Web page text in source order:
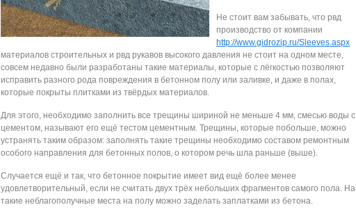
Не стоит вам забывать, что рвд
производство от компании
http://www.gidrozip.ru/Sleeves.aspx
материалов строительных и рвд рукавов высокого давления не стоит на одном месте,
совсем недавно были разработаны такие материалы, которые с лёгкостью позволяют
исправить разного рода повреждения в бетонном полу или заливке, и даже в полах,
которые покрыты плитками из твёрдых материалов.
Для этого, необходимо заполнить все трещины шириной не меньше 4 мм, смесью воды с
цементом, называют его ещё тестом цементным. Трещины, которые побольше, можно
устранять таким образом: заполнять такие трещины необходимо составом ремонтным
особого направления для бетонных полов, о котором речь шла раньше (выше).
Случается ещё и так, что бетонное покрытие имеет вид ещё более менее
удовлетворительный, если не считать двух трёх небольших фрагментов самого пола. На
такие неблагополучные места на полу можно заделать заплатками из бетона.